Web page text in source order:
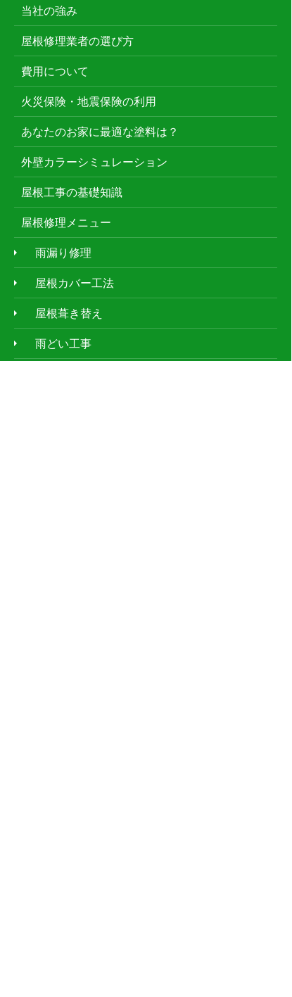
当社の強み
屋根修理業者の選び方
費用について
火災保険・地震保険の利用
あなたのお家に最適な塗料は？
外壁カラーシミュレーション
屋根工事の基礎知識
屋根修理メニュー
雨漏り修理
屋根カバー工法
屋根葺き替え
雨どい工事